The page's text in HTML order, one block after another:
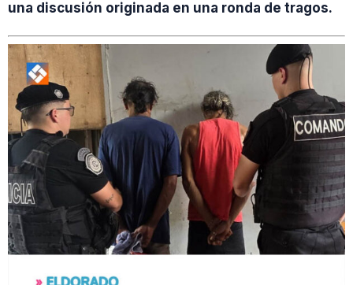
una discusión originada en una ronda de tragos.